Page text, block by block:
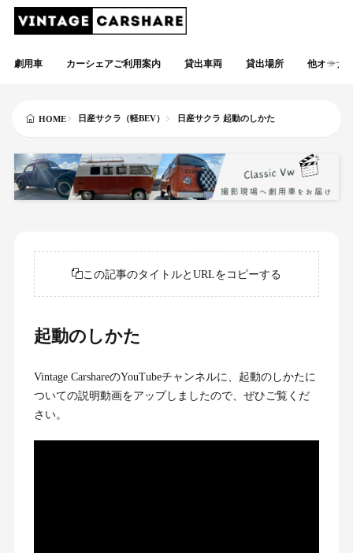
劇用車 カーシェアご利用案内 貸出車両 貸出場所 他オーナ
HOME 日産サクラ（軽BEV） 日産サクラ 起動のしかた
この記事のタイトルとURLをコピーする
起動のしかた
Vintage CarshareのYouTubeチャンネルに、起動のしかたに
ついての説明動画をアップしましたので、ぜひご覧くだ
さい。